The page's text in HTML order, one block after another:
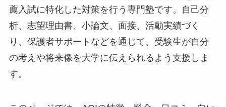
薦入試に特化した対策を行う専門塾です。自己分
析、志望理由書、小論文、面接、活動実績づく
り、保護者サポートなどを通じて、受験生が自分
の考えや将来像を大学に伝えられるよう支援しま
す。